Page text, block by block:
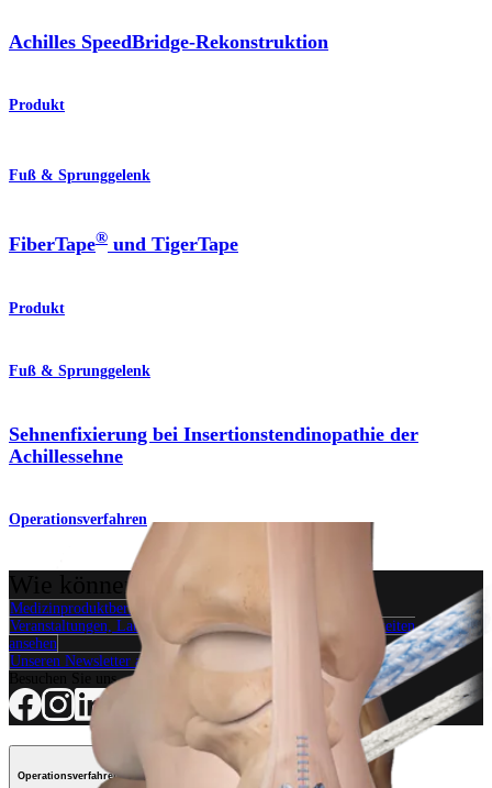
Achilles SpeedBridge-Rekonstruktion
Produkt
Fuß & Sprunggelenk
FiberTape® und TigerTape
Produkt
Fuß & Sprunggelenk
Sehnenfixierung bei Insertionstendinopathie der
Achillessehne
Operationsverfahren
Wie können wir Ihnen helfen?
Medizinproduktberater:in kontaktieren
Veranstaltungen, Lab-Vorführungen und Schulungsmöglichkeiten
ansehen
Unseren Newsletter abonnieren
Besuchen Sie uns
Operationsverfahren